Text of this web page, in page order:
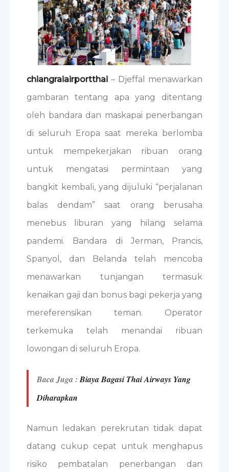
chiangraiairportthai – Djeffal menawarkan
gambaran tentang apa yang ditentang
oleh bandara dan maskapai penerbangan
di seluruh Eropa saat mereka berlomba
untuk mempekerjakan ribuan orang
untuk mengatasi permintaan yang
bangkit kembali, yang dijuluki “perjalanan
balas dendam” saat orang berusaha
menebus liburan yang hilang selama
pandemi. Bandara di Jerman, Prancis,
Spanyol, dan Belanda telah mencoba
menawarkan tunjangan termasuk
kenaikan gaji dan bonus bagi pekerja yang
mereferensikan teman. Operator
terkemuka telah menandai ribuan
lowongan di seluruh Eropa.
Baca Juga :Biaya Bagasi Thai Airways Yang
Diharapkan
Namun ledakan perekrutan tidak dapat
datang cukup cepat untuk menghapus
risiko pembatalan penerbangan dan